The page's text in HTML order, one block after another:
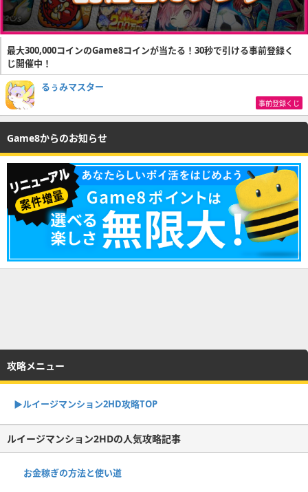
最大300,000コインのGame8コインが当たる！30秒で引ける事前登録く
じ開催中！
るぅみマスター
事前登録くじ
Game8からのお知らせ
攻略メニュー
▶︎ルイージマンション2HD攻略TOP
ルイージマンション2HDの人気攻略記事
お金稼ぎの方法と使い道